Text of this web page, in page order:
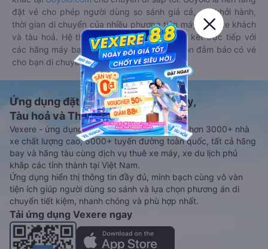
đặt vé cho phép người dùng so sánh giá cả, giờ khởi hành,
thời gian di chuyển của nhiều phương tiện máy bay, xe khách
và tàu hoả. Hệ thống của Goyolo được liên kết trực tiếp với
các hãng máy bay, xe khách và tàu hoả, luôn đảm bảo có vé
cho bạn di chuyển.
Ứng dụng đặt vé Xe khách, Máy bay,
Tàu hoả và Thuê xe
Vexere - ứng dụng đặt vé đa phương tiện với hơn 3000+ nhà
xe chất lượng cao, 5000+ tuyến đường toàn quốc, tất cả hãng
bay và hãng tàu cùng dịch vụ thuê xe máy, xe du lịch phủ
khắp các tỉnh thành tại Việt Nam.
Ứng dụng hiển thị thông tin đầy đủ, minh bạch cùng vô vàn
tiện ích giúp người dùng so sánh và lựa chọn phương án di
chuyển tiết kiệm, nhanh chóng và phù hợp nhất.
Tải ứng dụng Vexere ngay